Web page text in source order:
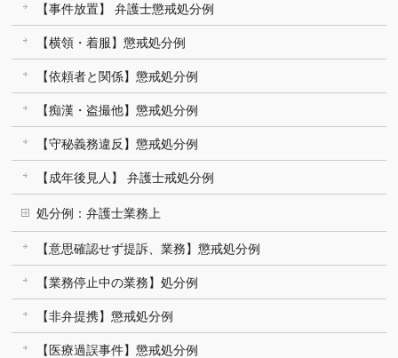
【事件放置】 弁護士懲戒処分例
【横領・着服】懲戒処分例
【依頼者と関係】懲戒処分例
【痴漢・盗撮他】懲戒処分例
【守秘義務違反】懲戒処分例
【成年後見人】 弁護士戒処分例
処分例：弁護士業務上
【意思確認せず提訴、業務】懲戒処分例
【業務停止中の業務】処分例
【非弁提携】懲戒処分例
【医療過誤事件】懲戒処分例